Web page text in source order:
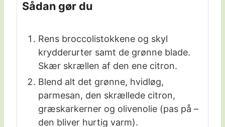
Sådan gør du
Rens broccolistokkene og skyl
krydderurter samt de grønne blade.
Skær skrællen af den ene citron.
Blend alt det grønne, hvidløg,
parmesan, den skrællede citron,
græskarkerner og olivenolie (pas på –
den bliver hurtig varm).